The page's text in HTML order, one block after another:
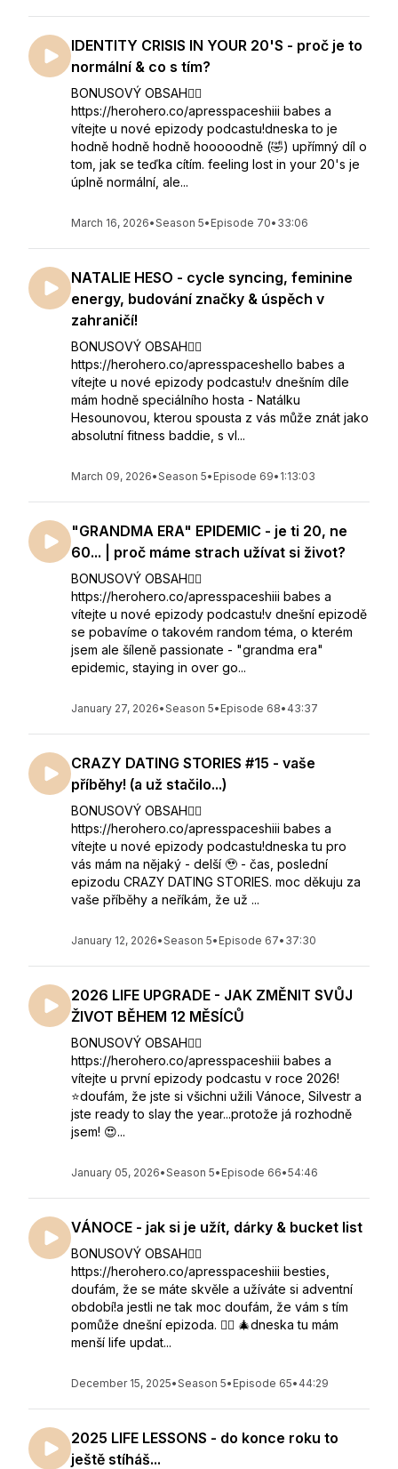
IDENTITY CRISIS IN YOUR 20'S - proč je to
normální & co s tím?
BONUSOVÝ OBSAH👇🏻
https://herohero.co/apresspaceshiii babes a
vítejte u nové epizody podcastu!dneska to je
hodně hodně hodně hooooodně (🤣) upřímný díl o
tom, jak se teďka cítím. feeling lost in your 20's je
úplně normální, ale...
March 16, 2026•Season 5• Episode 70• 33:06
NATALIE HESO - cycle syncing, feminine
energy, budování značky & úspěch v
zahraničí!
BONUSOVÝ OBSAH👇🏻
https://herohero.co/apresspaceshello babes a
vítejte u nové epizody podcastu!v dnešním díle
mám hodně speciálního hosta - Natálku
Hesounovou, kterou spousta z vás může znát jako
absolutní fitness baddie, s vl...
March 09, 2026•Season 5• Episode 69• 1:13:03
"GRANDMA ERA" EPIDEMIC - je ti 20, ne
60... | proč máme strach užívat si život?
BONUSOVÝ OBSAH👇🏻
https://herohero.co/apresspaceshiii babes a
vítejte u nové epizody podcastu!v dnešní epizodě
se pobavíme o takovém random téma, o kterém
jsem ale šíleně passionate - "grandma era"
epidemic, staying in over go...
January 27, 2026•Season 5• Episode 68• 43:37
CRAZY DATING STORIES #15 - vaše
příběhy! (a už stačilo...)
BONUSOVÝ OBSAH👇🏻
https://herohero.co/apresspaceshiii babes a
vítejte u nové epizody podcastu!dneska tu pro
vás mám na nějaký - delší 🥹 - čas, poslední
epizodu CRAZY DATING STORIES. moc děkuju za
vaše příběhy a neříkám, že už ...
January 12, 2026•Season 5• Episode 67• 37:30
2026 LIFE UPGRADE - JAK ZMĚNIT SVŮJ
ŽIVOT BĚHEM 12 MĚSÍCŮ
BONUSOVÝ OBSAH👇🏻
https://herohero.co/apresspaceshiii babes a
vítejte u první epizody podcastu v roce 2026!
⭐️doufám, že jste si všichni užili Vánoce, Silvestr a
jste ready to slay the year...protože já rozhodně
jsem! 😍...
January 05, 2026•Season 5• Episode 66•54:46
VÁNOCE - jak si je užít, dárky & bucket list
BONUSOVÝ OBSAH👇🏻
https://herohero.co/apresspaceshiii besties,
doufám, že se máte skvěle a užíváte si adventní
období!a jestli ne tak moc doufám, že vám s tím
pomůže dnešní epizoda. 🙂‍↕️ 🎄dneska tu mám
menší life updat...
December 15, 2025•Season 5• Episode 65• 44:29
2025 LIFE LESSONS - do konce roku to
ještě stíháš...